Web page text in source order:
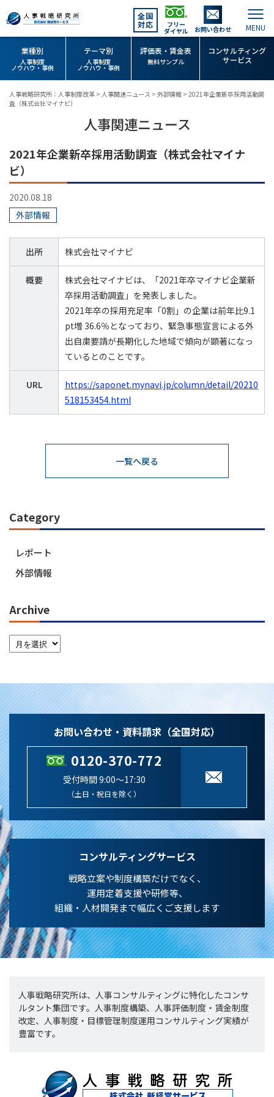
全国
対応
フリー
ダイヤル お問い合わせ
業種別
人事制度
ノウハウ・事例
テーマ別
人事制度
ノウハウ・事例
評価表・賃金表
無料サンプル
コンサルティング
サービス
人事戦略研究所：人事制度改革 > 人事関連ニュース > 外部情報 > 2021年企業新卒採用活動調
査（株式会社マイナビ）
人事関連ニュース
2021年企業新卒採用活動調査（株式会社マイナ
ビ）
2020.08.18
外部情報
出所 株式会社マイナビ
概要
株式会社マイナビは、「2021年卒マイナビ企業新
卒採用活動調査」を発表しました。
2021年卒の採用充足率「0割」の企業は前年比9.1
pt増 36.6％となっており、緊急事態宣言による外
出自粛要請が長期化した地域で傾向が顕著になっ
ているとのことです。
URL
https://saponet.mynavi.jp/column/detail/20210
518153454.html
一覧へ戻る
Category
レポート
外部情報
Archive
お問い合わせ・資料請求（全国対応）
0120-370-772
受付時間 9:00～17:30
（土日・祝日を除く）
コンサルティングサービス
戦略立案や制度構築だけでなく、
運用定着支援や研修等、
組織・人材開発まで幅広くご支援します
人事戦略研究所は、人事コンサルティングに特化したコンサ
ルタント集団です。人事制度構築、人事評価制度・賃金制度
改定、人事制度・目標管理制度運用コンサルティング実績が
豊富です。